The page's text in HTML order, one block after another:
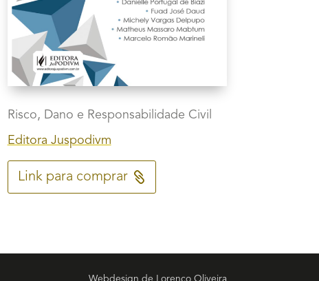
Risco, Dano e Responsabilidade Civil
Editora Juspodivm
Link para comprar